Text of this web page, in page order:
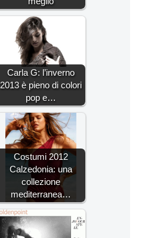
Carla G: l’inverno
2013 è pieno di colori
pop e…
Costumi 2012
Calzedonia: una
collezione
mediterranea…